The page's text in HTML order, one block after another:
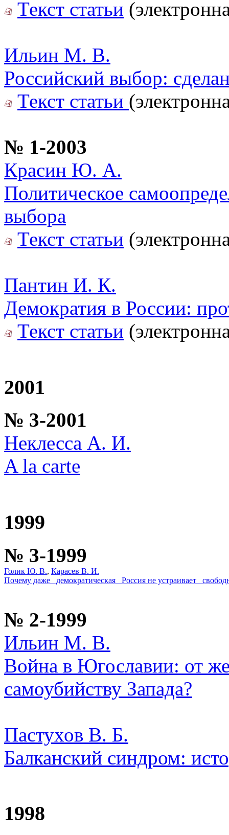
Текст статьи
Ильин М. В.
Российский выбор:
Текст статьи
№ 1-2003
Красин Ю. А.
Политическое
выбора
Текст статьи
Пантин И. К.
Демократия в России:
Текст статьи
2001
№ 3-2001
Неклесса А. И.
A la carte
1999
№ 3-1999
Голик Ю. В., Карасев В. И.
Почему даже _демократическая_ Россия не устраивает
№ 2-1999
Ильин М. В.
Война в Югославии: от
самоубийству Запада?
Пастухов В. Б.
Балканский синдром:
1998